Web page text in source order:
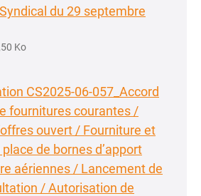
du 29 septembre
Ko
CS2025-06-057_Accord
fournitures courantes /
ouvert / Fourniture et
de bornes d’apport
aériennes / Lancement de
/ Autorisation de